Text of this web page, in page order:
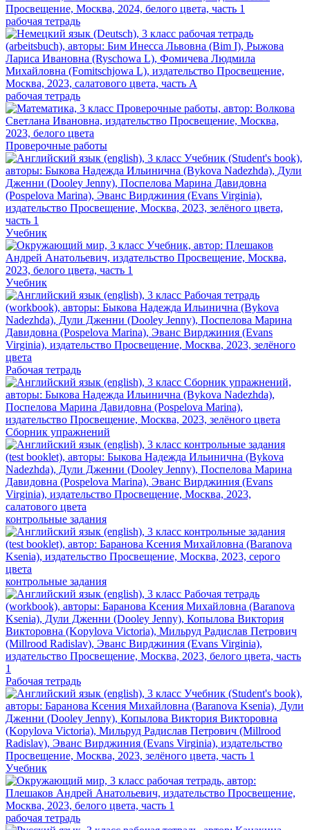
рабочая тетрадь
рабочая тетрадь
Проверочные работы
Учебник
Учебник
Рабочая тетрадь
Сборник упражнений
контрольные задания
контрольные задания
Рабочая тетрадь
Учебник
рабочая тетрадь